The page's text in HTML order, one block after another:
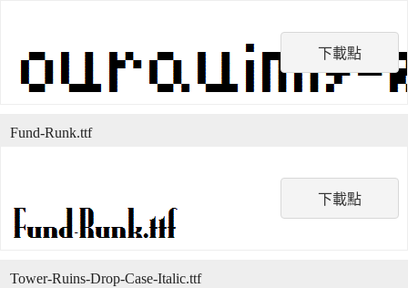
下載點
下載點
Fund-Runk.ttf
Tower-Ruins-Drop-Case-Italic.ttf